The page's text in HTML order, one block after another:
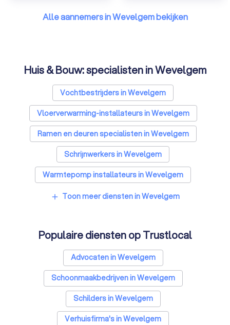
Alle aannemers in Wevelgem bekijken
Huis & Bouw: specialisten in Wevelgem
Vochtbestrijders in Wevelgem
Vloerverwarming-installateurs in Wevelgem
Ramen en deuren specialisten in Wevelgem
Schrijnwerkers in Wevelgem
Warmtepomp installateurs in Wevelgem
Badkamer installateurs in Wevelgem
EPC-keurders in Wevelgem
Klusjesmannen in Wevelgem
add Toon meer diensten in Wevelgem
Populaire diensten op Trustlocal
Advocaten in Wevelgem
Schoonmaakbedrijven in Wevelgem
Schilders in Wevelgem
Verhuisfirma's in Wevelgem